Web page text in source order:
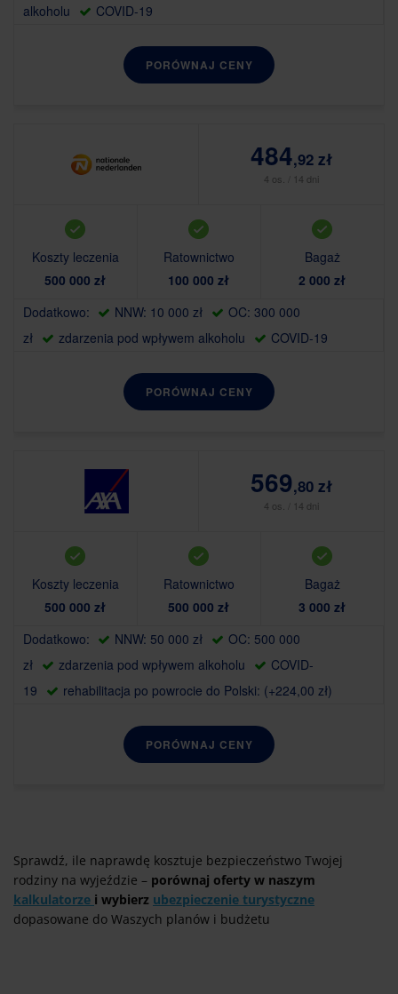
alkoholu
COVID-19
PORÓWNAJ CENY
Koszty leczenia
500 000 zł
Ratownictwo
100 000 zł
Bagaż
2 000 zł
Dodatkowo:
NNW: 10 000 zł
OC: 300 000
zł
zdarzenia pod wpływem alkoholu COVID-19
484,92 zł
4 os. / 14 dni
PORÓWNAJ CENY
Koszty leczenia
500 000 zł
Ratownictwo
500 000 zł
Bagaż
3 000 zł
Dodatkowo:
NNW: 50 000 zł
OC: 500 000
zł
zdarzenia pod wpływem alkoholu
COVID-
19
rehabilitacja po powrocie do Polski: (+224,00 zł)
569,80 zł
4 os. / 14 dni
PORÓWNAJ CENY
Sprawdź, ile naprawdę kosztuje bezpieczeństwo Twojej
rodziny na wyjeździe – porównaj oferty w naszym
kalkulatorze i wybierz ubezpieczenie turystyczne
dopasowane do Waszych planów i budżetu